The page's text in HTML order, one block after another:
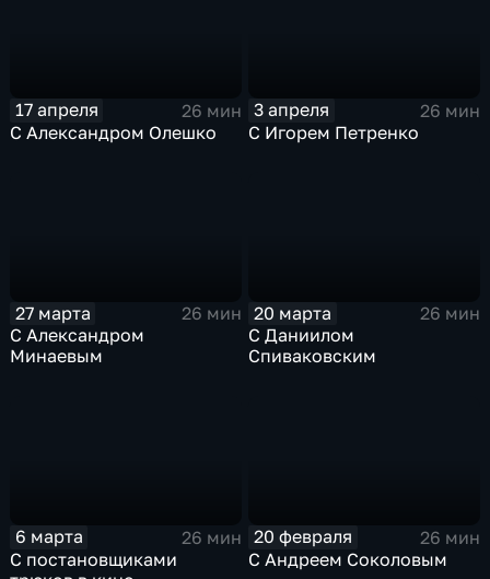
17 апреля
26 мин
С Александром Олешко
3 апреля
26 мин
С Игорем Петренко
27 марта
26 мин
С Александром
Минаевым
20 марта
26 мин
С Даниилом
Спиваковским
6 марта
26 мин
С постановщиками
20 февраля
26 мин
С Андреем Соколовым